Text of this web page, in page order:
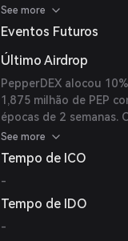
(pepperdex.gitbook.io
See more
Eventos Futuros
Último Airdrop
PepperDEX alocou
1,875 milhão de PEP
épocas de 2 semanas.
para ativações futuras. (
See more
Tempo de ICO
-
Tempo de IDO
-